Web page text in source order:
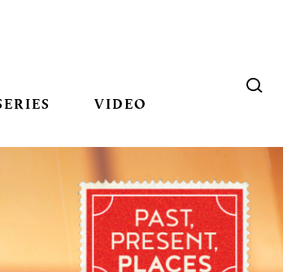
VIDEO